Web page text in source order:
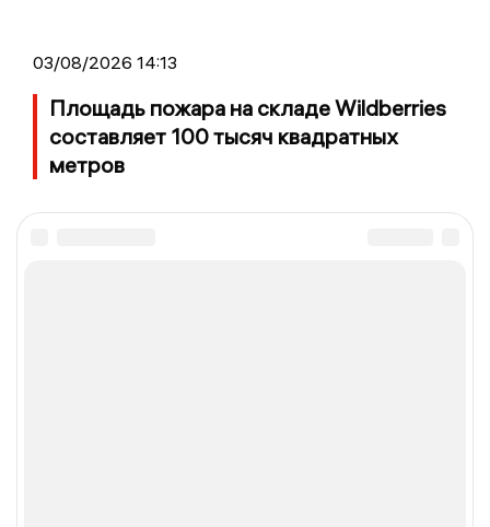
03/08/2026 14:13
Площадь пожара на складе Wildberries
составляет 100 тысяч квадратных
метров